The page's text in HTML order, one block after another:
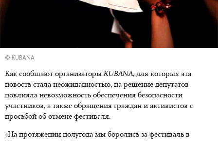
© KUBANA
Как сообщают организаторыKUBANA, для которых эта
новость стала неожиданностью, на решение депутатов
повлияла невозможность обеспечения безопасности
участников, а также обращения граждан и активистов с
просьбой об отмене фестиваля.
«На протяжении полугода мы боролись за фестиваль в